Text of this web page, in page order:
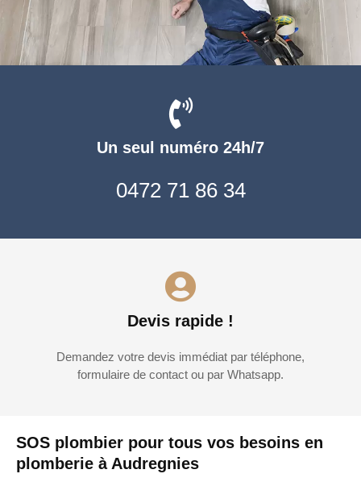
SOS plombier pour tous vos besoins en
plomberie à Audregnies
Un seul numéro 24h/7
0472 71 86 34
Devis rapide !
Demandez votre devis immédiat par téléphone,
formulaire de contact ou par Whatsapp.